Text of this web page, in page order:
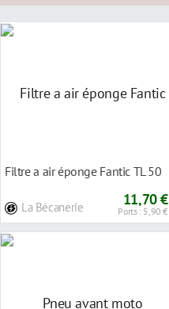
Filtre a air éponge Fantic TL 50
La Bécanerie 11,70 €
Ports : 5,90 €